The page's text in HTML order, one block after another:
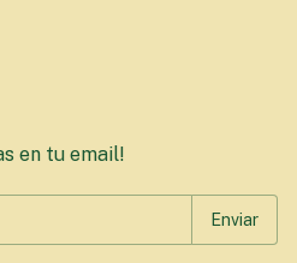
en tu email!